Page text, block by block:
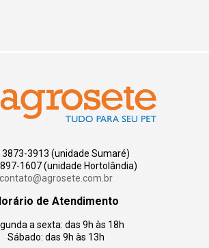
3873-3913 (unidade Sumaré)
1607 (unidade Hortolândia)
contato@agrosete.com.br
de Atendimento
a sexta: das 9h às 18h
Sábado: das 9h às 13h